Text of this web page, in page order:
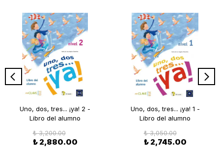
Uno, dos, tres... ¡ya! 2 -
Libro del alumno
₺ 3,200.00
₺ 2,880.00
Uno, dos, tres... ¡ya! 1 -
Libro del alumno
₺ 3,050.00
₺ 2,745.00